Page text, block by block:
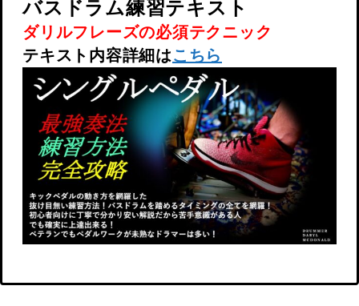
バスドラム練習テキスト
ダリルフレーズの必須テクニック
テキスト内容詳細はこちら